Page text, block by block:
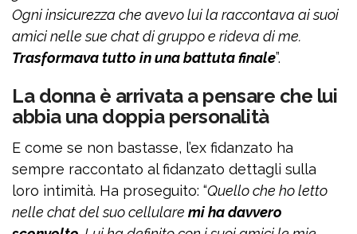
Ogni insicurezza che avevo lui la raccontava ai suoi
amici nelle sue chat di gruppo e rideva di me.
Trasformava tutto in una battuta finale”.
La donna è arrivata a pensare che lui
abbia una doppia personalità
E come se non bastasse, l’ex fidanzato ha
sempre raccontato al fidanzato dettagli sulla
loro intimità. Ha proseguito: “Quello che ho letto
nelle chat del suo cellulare mi ha davvero